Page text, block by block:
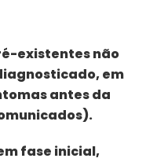
existentes não
em
antes da
fase inicial,